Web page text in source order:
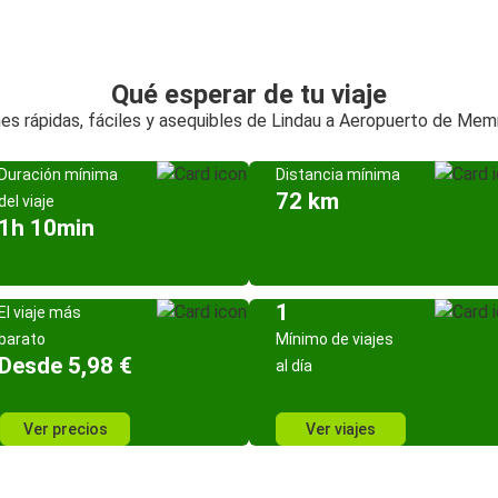
Qué esperar de tu viaje
rápidas, fáciles y asequibles de Lindau a Aeropuerto de
Duración mínima
viaje
1h 10min
Distancia mínima
72 km
El viaje más
barato
Desde 5,98 €
Ver precios
1
Mínimo de viajes
al día
Ver viajes